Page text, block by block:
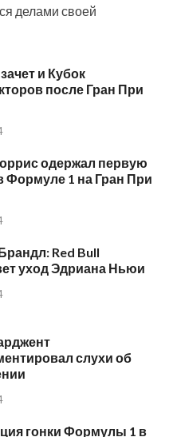
делами своей
и Кубок
после Гран При
одержал первую
Формуле 1 на Гран При
Red Bull
уход Эдриана Ньюи
слухи об
гонки Формулы 1 в